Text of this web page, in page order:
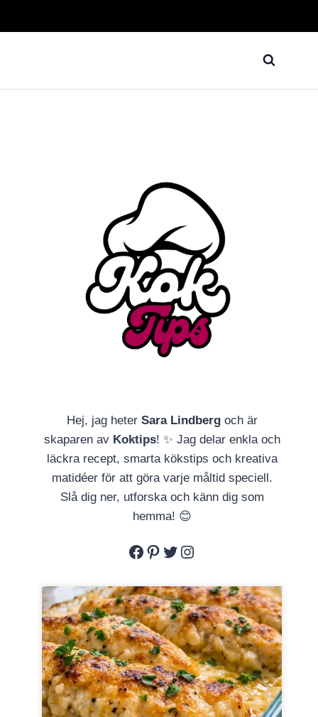
Hej, jag heter Sara Lindbergoch är
skaparen av Koktips! ✨ Jag delar enkla och
läckra recept, smarta kökstips och kreativa
matidéer för att göra varje måltid speciell.
Slå dig ner, utforska och känn dig som
hemma! 😊
Facebook
Pinterest
Twitter
Instagram